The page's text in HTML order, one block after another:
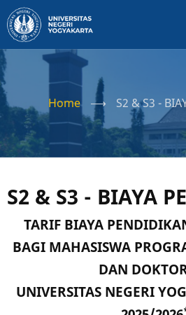
Skip
to
main
content
Home ⟶ S2 & S3 -
S2 & S3 - BIAYA
TARIF BIAYA
BAGI MAHASISWA
DAN
UNIVERSITAS NEGERI